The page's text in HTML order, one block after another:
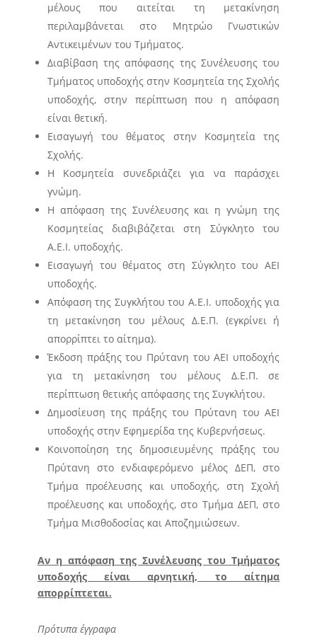
μέλους που αιτείται τη μετακίνηση
περιλαμβάνεται στο Μητρώο Γνωστικών
Αντικειμένων του Τμήματος.
Διαβίβαση της απόφασης της Συνέλευσης του
Τμήματος υποδοχής στην Κοσμητεία της Σχολής
υποδοχής, στην περίπτωση που η απόφαση
είναι θετική.
Εισαγωγή του θέματος στην Κοσμητεία της
Σχολής.
Η Κοσμητεία συνεδριάζει για να παράσχει
γνώμη.
Η απόφαση της Συνέλευσης και η γνώμη της
Κοσμητείας διαβιβάζεται στη Σύγκλητο του
Α.Ε.Ι. υποδοχής.
Εισαγωγή του θέματος στη Σύγκλητο του ΑΕΙ
υποδοχής.
Απόφαση της Συγκλήτου του Α.Ε.Ι. υποδοχής για
τη μετακίνηση του μέλους Δ.Ε.Π. (εγκρίνει ή
απορρίπτει το αίτημα).
Έκδοση πράξης του Πρύτανη του ΑΕΙ υποδοχής
για τη μετακίνηση του μέλους Δ.Ε.Π. σε
περίπτωση θετικής απόφασης της Συγκλήτου.
Δημοσίευση της πράξης του Πρύτανη του ΑΕΙ
υποδοχής στην Εφημερίδα της Κυβερνήσεως.
Κοινοποίηση της δημοσιευμένης πράξης του
Πρύτανη στο ενδιαφερόμενο μέλος ΔΕΠ, στο
Τμήμα προέλευσης και υποδοχής, στη Σχολή
προέλευσης και υποδοχής, στο Τμήμα ΔΕΠ, στο
Τμήμα Μισθοδοσίας και Αποζημιώσεων.
Αν η απόφαση της Συνέλευσης του Τμήματος
υποδοχής είναι αρνητική, το αίτημα
απορρίπτεται.
Πρότυπα έγγραφα